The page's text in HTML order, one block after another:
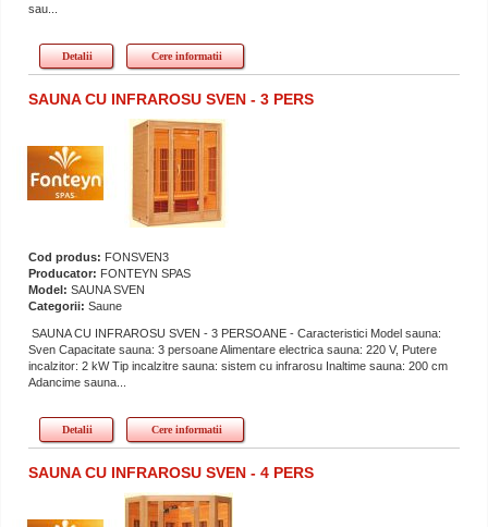
sau...
Detalii Cere informatii
SAUNA CU INFRAROSU SVEN - 3 PERS
Cod produs: FONSVEN3
Producator: FONTEYN SPAS
Model: SAUNA SVEN
Categorii: Saune
SAUNA CU INFRAROSU SVEN - 3 PERSOANE - Caracteristici Model sauna:
Sven Capacitate sauna: 3 persoane Alimentare electrica sauna: 220 V, Putere
incalzitor: 2 kW Tip incalzitre sauna: sistem cu infrarosu Inaltime sauna: 200 cm
Adancime sauna...
Detalii Cere informatii
SAUNA CU INFRAROSU SVEN - 4 PERS